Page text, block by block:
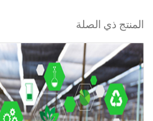
المنتج ذي الصلة